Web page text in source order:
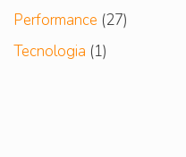
Performance (27)
Tecnologia (1)